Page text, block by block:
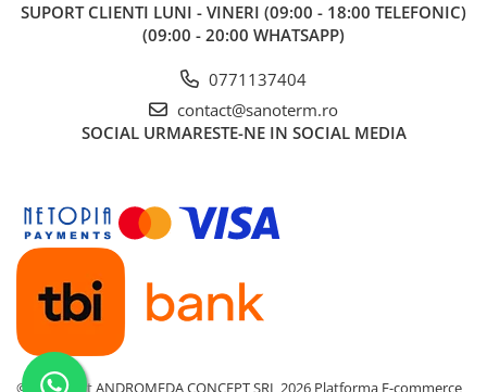
SUPORT CLIENTI LUNI - VINERI (09:00 - 18:00 TELEFONIC)
(09:00 - 20:00 WHATSAPP)
0771137404
contact@sanoterm.ro
SOCIAL URMARESTE-NE IN SOCIAL MEDIA
©Copyright ANDROMEDA CONCEPT SRL 2026 Platforma E-commerce